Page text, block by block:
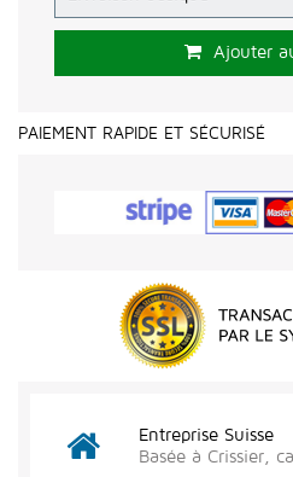
Ajouter
PAIEMENT RAPIDE ET SÉCURISÉ
Entreprise Suisse
Basée à Crissier,